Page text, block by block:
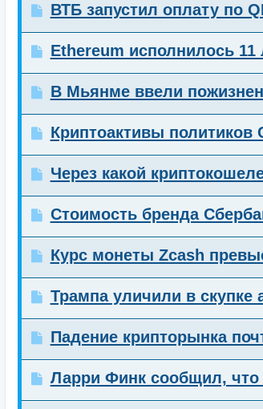
ВТБ запустил оплату по
Ethereum исполнилось
В Мьянме ввели
Криптоактивы
Через какой
Стоимость бренда
Курс монеты Zcash
Трампа уличили в скупке
Падение крипторынка
Ларри Финк сообщил, что